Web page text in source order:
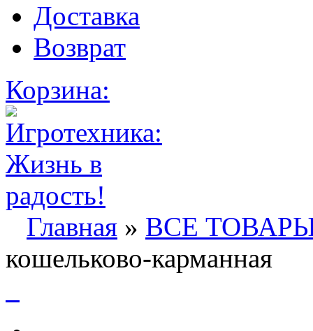
Доставка
Возврат
Корзина:
Главная » ВСЕ
кошельково-карманная